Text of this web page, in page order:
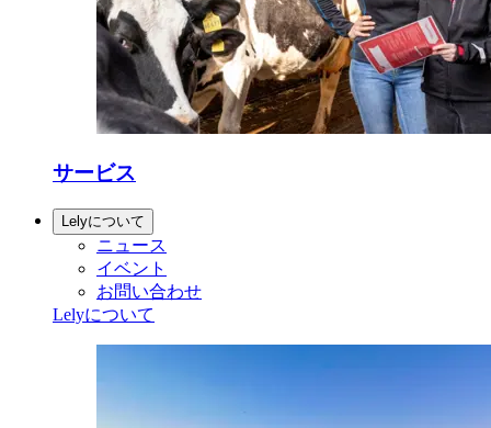
サービス
Lelyについて
ニュース
イベント
お問い合わせ
Lelyについて